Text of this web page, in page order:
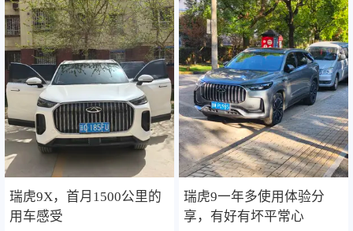
瑞虎9X，首月1500公里的
用车感受
瑞虎9一年多使用体验分
享，有好有坏平常心